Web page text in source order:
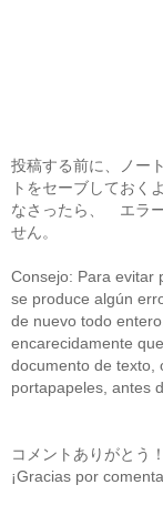
投稿する前に、ノー
トをセーブしておく
なさったら、 エラ
せん。
Consejo: Para evitar
se produce algún
de nuevo todo
encarecidamente
documento de texto,
portapapeles, antes
コメントありがとう！
¡Gracias por